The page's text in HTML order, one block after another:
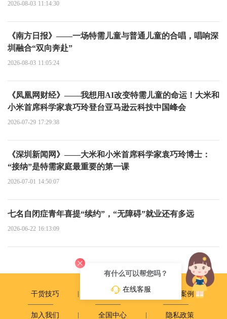
2026-08-03 11:14:30
《南方日报》——一场特需儿童与普通儿童的合唱，唱响深
圳融合“双向奔赴”
2026-08-03 11:05:24
《凤凰网财经》——我想用AI改变特需儿童的命运！大米和
小米首席科学家袁巧玲登台亚马逊云科技中国峰会
2026-07-29 17:29:38
《深圳新闻网》——大米和小米首席科学家袁巧玲博士：
“接纳”是特需家庭最重要的第一课
2026-07-01 14:50:07
七名自闭症青年喜提“续约”，“无障碍”就业还有多远
2026-06-22 16:13:09
干货技巧 政策动态 成长案例
加入我们 全国中心 隐私政策
有什么可以帮您吗？
在线客服